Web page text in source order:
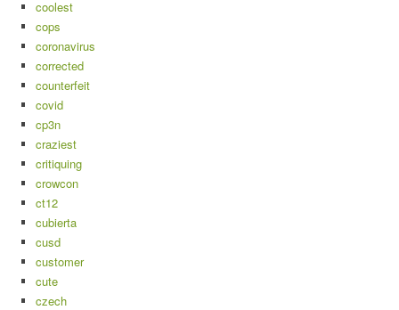
coolest
cops
coronavirus
corrected
counterfeit
covid
cp3n
craziest
critiquing
crowcon
ct12
cubierta
cusd
customer
cute
czech